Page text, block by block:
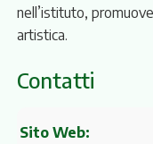
nell’istituto,
artistica.
Contatti
Sito Web: